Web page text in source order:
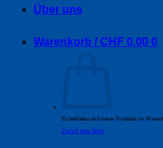
Über uns
Warenkorb / CHF 0.00 0
Es befinden sich keine Produkte im
Zurück zum Shop